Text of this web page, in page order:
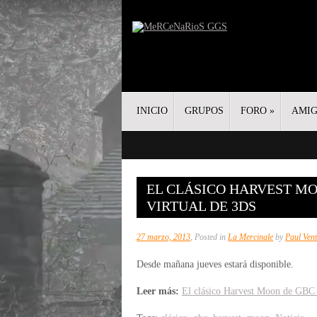
INICIO GRUPOS FORO »
EL CLÁSICO HARVEST
VIRTUAL DE 3DS
27 marzo, 2013, Posted in La Mercinale byPaul
Desde mañana jueves estará disponible.
Leer más: El clásico Harvest Moon de